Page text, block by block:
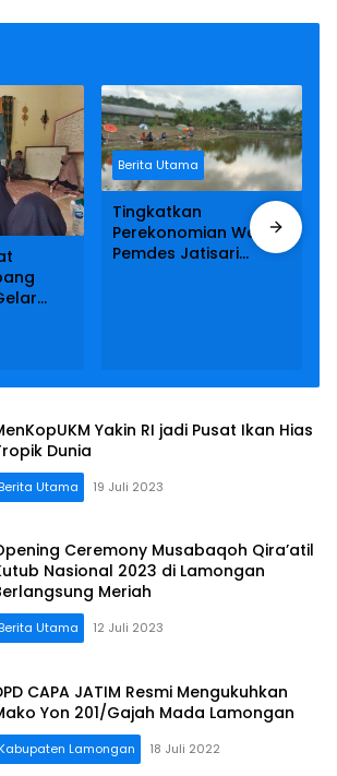
Berita Utama
Tingkatkan
Perekonomian Warga,
Pemdes Jatisari
Yakin RI jadi Pusat Ikan Hias
Dunia
Berita Utama 19 Juli 2023
Ceremony Musabaqoh Qira’atil
Nasional 2023 di Lamongan
Meriah
Berita Utama 12 Juli 2023
CAPA JATIM Resmi Mengukuhkan
Yon 201/Gajah Mada Lamongan
Kabupaten Lamongan 18 Juli 2022